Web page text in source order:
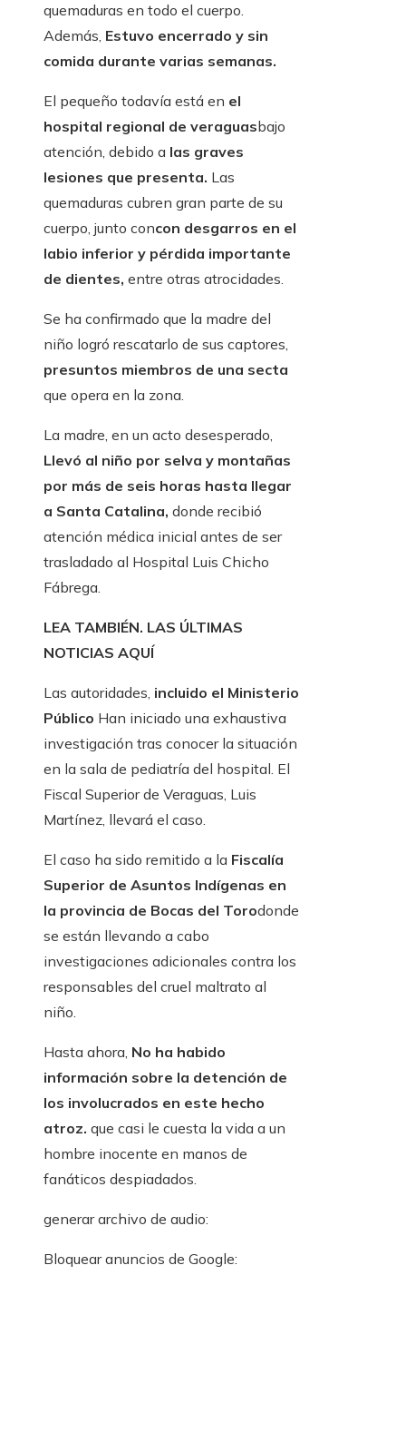
quemaduras en todo el cuerpo.
Además, Estuvo encerrado y sin
comida durante varias semanas.
El pequeño todavía está en el
hospital regional de veraguasbajo
atención, debido a las graves
lesiones que presenta. Las
quemaduras cubren gran parte de su
cuerpo, junto concon desgarros en el
labio inferior y pérdida importante
de dientes, entre otras atrocidades.
Se ha confirmado que la madre del
niño logró rescatarlo de sus captores,
presuntos miembros de una secta
que opera en la zona.
La madre, en un acto desesperado,
Llevó al niño por selva y montañas
por más de seis horas hasta llegar
a Santa Catalina, donde recibió
atención médica inicial antes de ser
trasladado al Hospital Luis Chicho
Fábrega.
LEA TAMBIÉN. LAS ÚLTIMAS
NOTICIAS AQUÍ
Las autoridades, incluido el Ministerio
Público Han iniciado una exhaustiva
investigación tras conocer la situación
en la sala de pediatría del hospital. El
Fiscal Superior de Veraguas, Luis
Martínez, llevará el caso.
El caso ha sido remitido a la Fiscalía
Superior de Asuntos Indígenas en
la provincia de Bocas del Torodonde
se están llevando a cabo
investigaciones adicionales contra los
responsables del cruel maltrato al
niño.
Hasta ahora, No ha habido
información sobre la detención de
los involucrados en este hecho
atroz. que casi le cuesta la vida a un
hombre inocente en manos de
fanáticos despiadados.
generar archivo de audio:
Bloquear anuncios de Google: